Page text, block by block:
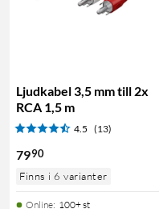
Ljudkabel 3,5 mm till 2x
RCA 1,5 m
4.5 (13)
7990
Finns i 6 varianter
Online: 100+ st